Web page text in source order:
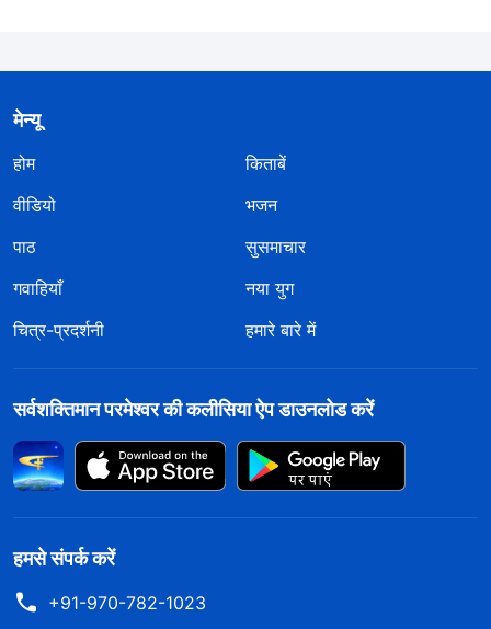
मेन्यू
होम
किताबें
वीडियो
भजन
पाठ
सुसमाचार
गवाहियाँ
नया युग
चित्र-प्रदर्शनी
हमारे बारे में
सर्वशक्तिमान परमेश्वर की कलीसिया ऐप डाउनलोड करें
हमसे संपर्क करें
+91-970-782-1023